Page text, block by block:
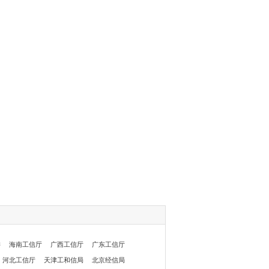
海南工信厅 广西工信厅 广东工信厅
河北工信厅 天津工和信局 北京经信局